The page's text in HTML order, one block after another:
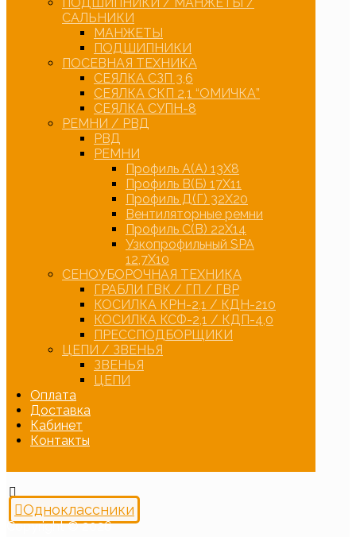
САЛЬНИКИ
МАНЖЕТЫ
ПОДШИПНИКИ
ПОСЕВНАЯ ТЕХНИКА
СЕЯЛКА СЗП 3,6
СЕЯЛКА СКП 2,1 “ОМИЧКА”
СЕЯЛКА СУПН-8
РЕМНИ / РВД
РВД
РЕМНИ
Профиль А(А) 13Х8
Профиль В(Б) 17Х11
Профиль Д(Г) 32Х20
Вентиляторные ремни
Профиль С(В) 22Х14
Узкопрофильный SPA
12,7Х10
СЕНОУБОРОЧНАЯ ТЕХНИКА
ГРАБЛИ ГВК / ГП / ГВР
КОСИЛКА КРН-2,1 / КДН-210
КОСИЛКА КСФ-2,1 / КДП-4,0
ПРЕССПОДБОРЩИКИ
ЦЕПИ / ЗВЕНЬЯ
ЗВЕНЬЯ
ЦЕПИ
Оплата
Доставка
Кабинет
Контакты
Одноклассники
Copyright © 2026